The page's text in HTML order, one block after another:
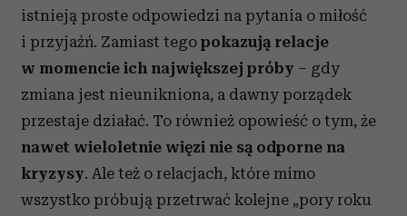
istnieją proste odpowiedzi na pytania o miłość
i przyjaźń. Zamiast tego pokazują relacje
w momencie ich największej próby – gdy
zmiana jest nieunikniona, a dawny porządek
przestaje działać. To również opowieść o tym, że
nawet wieloletnie więzi nie są odporne na
kryzysy. Ale też o relacjach, które mimo
wszystko próbują przetrwać kolejne „pory roku